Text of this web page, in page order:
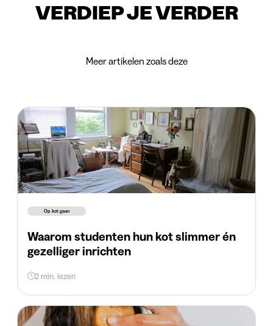
VERDIEP JE VERDER
Meer artikelen zoals deze
Op kot gaan
Waarom studenten hun kot slimmer én
gezelliger inrichten
2 min. lezen